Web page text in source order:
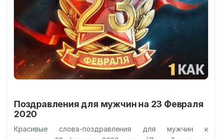
Поздравления для мужчин на 23 Февраля
2020
Красивые слова-поздравления для мужчин к